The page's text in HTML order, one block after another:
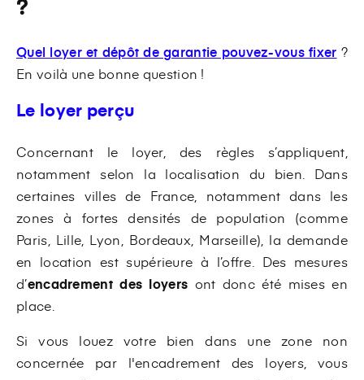
Quel loyer et dépôt de garantie pouvez-vous fixer ?
En voilà une bonne question !
Le loyer perçu
Concernant le loyer, des règles s’appliquent,
notamment selon la localisation du bien. Dans
certaines villes de France, notamment dans les
zones à fortes densités de population (comme
Paris, Lille, Lyon, Bordeaux, Marseille), la demande
en location est supérieure à l’offre. Des mesures
d’encadrement des loyers ont donc été mises en
place.
Si vous louez votre bien dans une zone non
concernée par l'encadrement des loyers, vous